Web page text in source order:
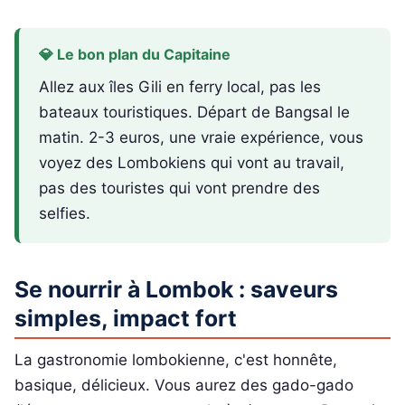
💎 Le bon plan du Capitaine
Allez aux îles Gili en ferry local, pas les
bateaux touristiques. Départ de Bangsal le
matin. 2-3 euros, une vraie expérience, vous
voyez des Lombokiens qui vont au travail,
pas des touristes qui vont prendre des
selfies.
Se nourrir à Lombok : saveurs
simples, impact fort
La gastronomie lombokienne, c'est honnête,
basique, délicieux. Vous aurez des gado-gado